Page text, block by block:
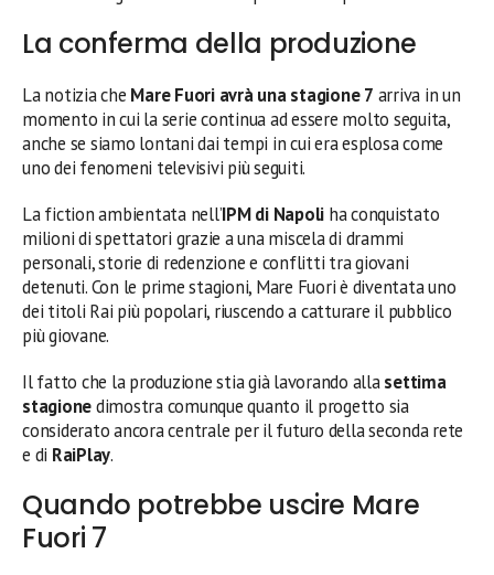
La conferma della produzione
La notizia che Mare Fuori avrà una stagione 7 arriva in un
momento in cui la serie continua ad essere molto seguita,
anche se siamo lontani dai tempi in cui era esplosa come
uno dei fenomeni televisivi più seguiti.
La fiction ambientata nell’IPM di Napoli ha conquistato
milioni di spettatori grazie a una miscela di drammi
personali, storie di redenzione e conflitti tra giovani
detenuti. Con le prime stagioni, Mare Fuori è diventata uno
dei titoli Rai più popolari, riuscendo a catturare il pubblico
più giovane.
Il fatto che la produzione stia già lavorando allasettima
stagionedimostra comunque quanto il progetto sia
considerato ancora centrale per il futuro della seconda rete
e di RaiPlay.
Quando potrebbe uscire Mare
Fuori 7